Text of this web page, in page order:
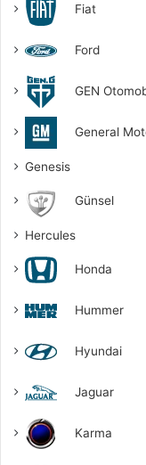
Fiat
Ford
GEN
General
Genesis
Günsel
Hercules
Honda
Hummer
Hyundai
Jaguar
Karma